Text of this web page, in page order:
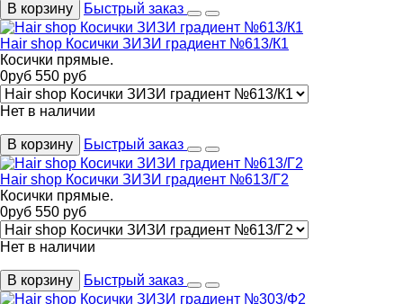
В корзину Быстрый заказ
Hair shop Косички ЗИЗИ градиент №613/К1
Косички прямые.
0руб 550 руб
Нет в наличии
В корзину Быстрый заказ
Hair shop Косички ЗИЗИ градиент №613/Г2
Косички прямые.
0руб 550 руб
Нет в наличии
В корзину Быстрый заказ